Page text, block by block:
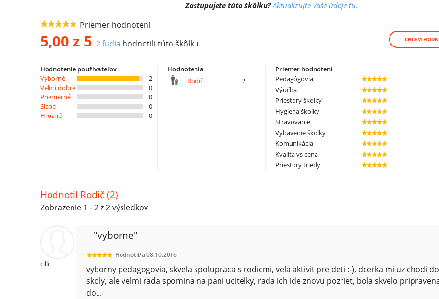
Zastupujete túto škôlku? Aktualizujte Vaše údaje tu.
Priemer hodnotení
5,00 z 5 2 ľudia hodnotili túto škôlku CHCEM
Hodnotenie používateľov
Výborné
2
Veľmi dobré
0
Priemerné
0
Slabé
0
Hrozné
0
Hodnotenia
Rodič
2
Priemer hodnotení
Pedagógovia
Výučba
Priestory školky
Hygiena školky
Stravovanie
Vybavenie školky
Komunikácia
Kvalita vs cena
Priestory triedy
Hodnotil Rodič (2)
Zobrazenie 1 - 2 z 2 výsledkov
cilli
"vyborne"
Hodnotil/a 08.10.2016
vyborny pedagogovia, skvela spolupraca s rodicmi, vela aktivit pre deti :-), dcerka mi uz chodi do
skoly, ale velmi rada spomina na pani ucitelky, rada ich ide znovu pozriet, bola skvelo
do...